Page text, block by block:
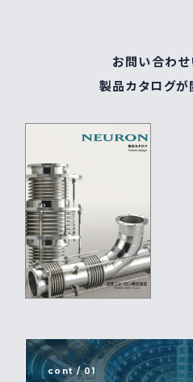
お問い合わせ
製品カタログが
cont / 01